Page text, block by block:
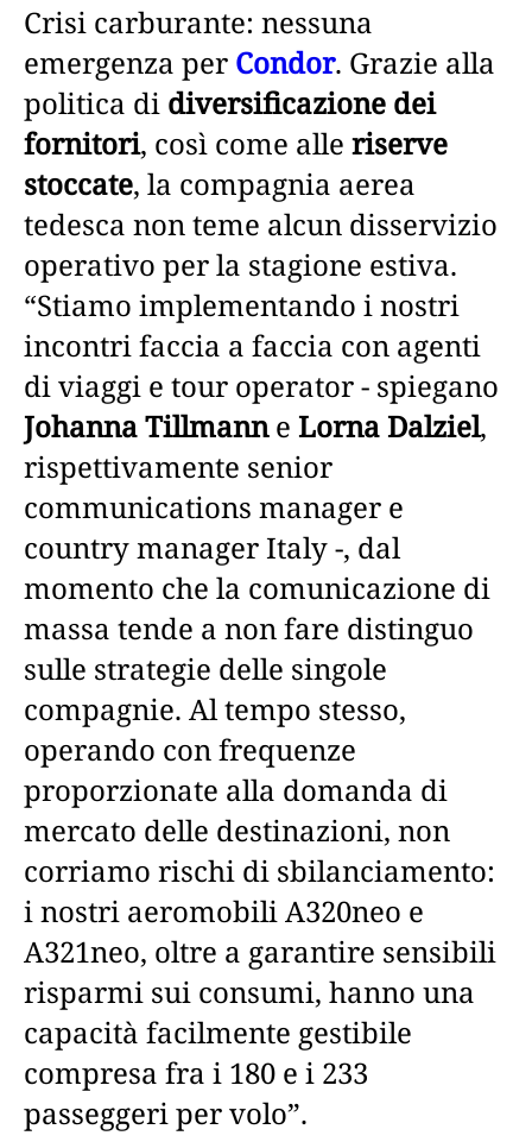
Crisi carburante: nessuna
emergenza per Condor. Grazie alla
politica di diversificazione dei
fornitori, così come alle riserve
stoccate, la compagnia aerea
tedesca non teme alcun disservizio
operativo per la stagione estiva.
“Stiamo implementando i nostri
incontri faccia a faccia con agenti
di viaggi e tour operator - spiegano
Johanna Tillmanne Lorna Dalziel,
rispettivamente senior
communications manager e
country manager Italy -, dal
momento che la comunicazione di
massa tende a non fare distinguo
sulle strategie delle singole
compagnie. Al tempo stesso,
operando con frequenze
proporzionate alla domanda di
mercato delle destinazioni, non
corriamo rischi di sbilanciamento:
i nostri aeromobili A320neo e
A321neo, oltre a garantire sensibili
risparmi sui consumi, hanno una
capacità facilmente gestibile
compresa fra i 180 e i 233
passeggeri per volo”.